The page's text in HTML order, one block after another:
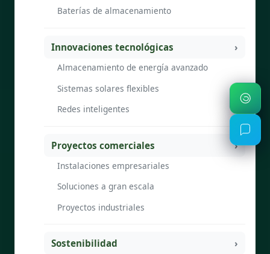
Baterías de almacenamiento
Innovaciones tecnológicas
Almacenamiento de energía avanzado
Sistemas solares flexibles
Redes inteligentes
Proyectos comerciales
Instalaciones empresariales
Soluciones a gran escala
Proyectos industriales
Sostenibilidad